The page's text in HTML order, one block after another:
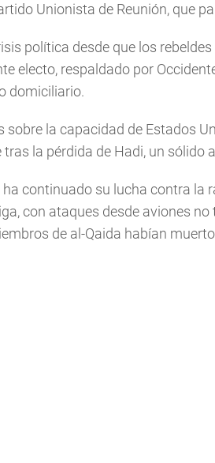
Unionista de Reunión, que
política desde que los
electo, respaldado por
domiciliario.
sobre la capacidad de Estados
la pérdida de Hadi, un sólido
continuado su lucha contra la
con ataques desde aviones
de al-Qaida habían